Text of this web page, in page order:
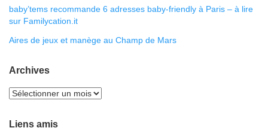
baby’tems recommande 6 adresses baby-friendly à Paris – à lire
sur Familycation.it
Aires de jeux et manège au Champ de Mars
Archives
Liens amis